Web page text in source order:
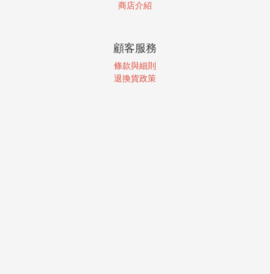
商店介紹
顧客服務
條款與細則
退換貨政策